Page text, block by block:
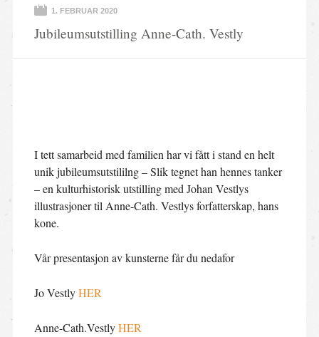
1. FEBRUAR 2020
Jubileumsutstilling Anne-Cath. Vestly
I tett samarbeid med familien har vi fått i stand en helt
unik jubileumsutstililng – Slik tegnet han hennes tanker
– en kulturhistorisk utstilling med Johan Vestlys
illustrasjoner til Anne-Cath. Vestlys forfatterskap, hans
kone.
Vår presentasjon av kunsterne får du nedafor
Jo VestlyHER
Anne-Cath.VestlyHER